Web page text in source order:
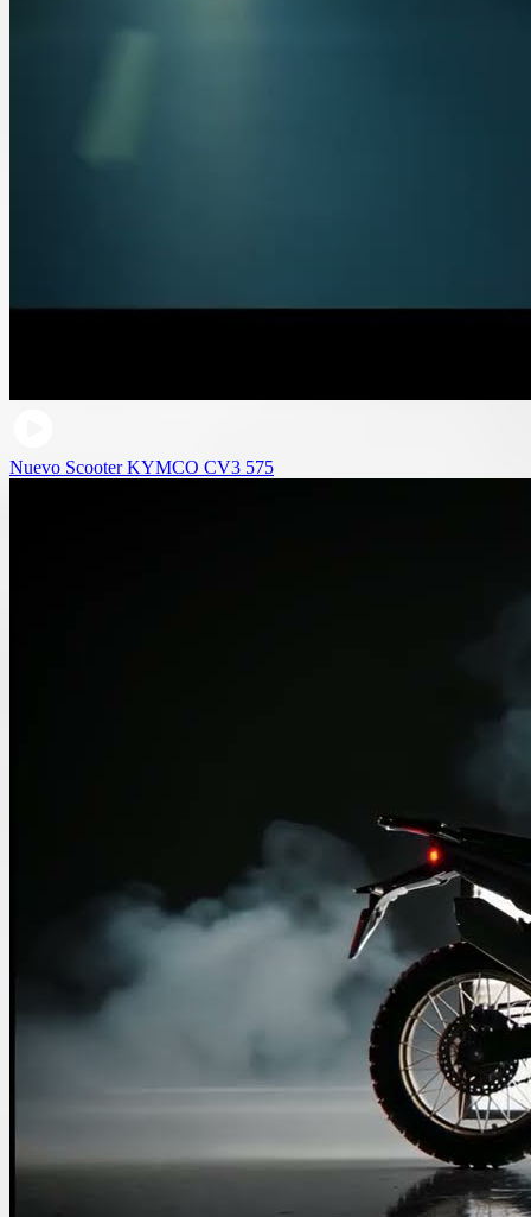
Nuevo Scooter KYMCO CV3 575